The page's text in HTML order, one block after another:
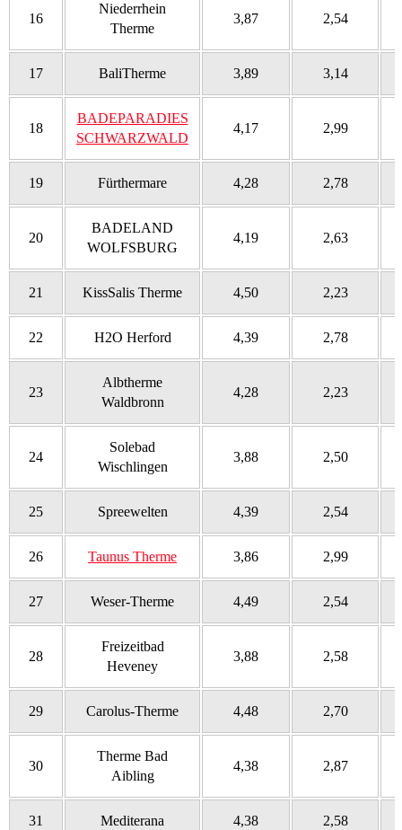
16
Niederrhein
Therme
3,87 2,54
17 BaliTherme 3,89 3,14
18
BADEPARADIES
SCHWARZWALD
4,17 2,99
19 Fürthermare 4,28 2,78
20
BADELAND
WOLFSBURG
4,19 2,63
21 KissSalis Therme 4,50 2,23
22 H2O Herford 4,39 2,78
23
Albtherme
Waldbronn
4,28 2,23
24
Solebad
Wischlingen
3,88 2,50
25 Spreewelten 4,39 2,54
26 Taunus Therme 3,86 2,99
27 Weser-Therme 4,49 2,54
28
Freizeitbad
Heveney
3,88 2,58
29 Carolus-Therme 4,48 2,70
30
Therme Bad
Aibling
4,38 2,87
31 Mediterana 4,38 2,58